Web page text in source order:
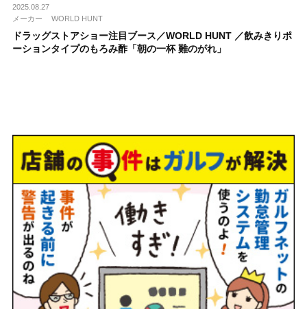
2025.08.27
メーカー
WORLD HUNT
ドラッグストアショー注目ブース／WORLD HUNT ／飲みきりポ
ーションタイプのもろみ酢「朝の⼀杯 難のがれ」